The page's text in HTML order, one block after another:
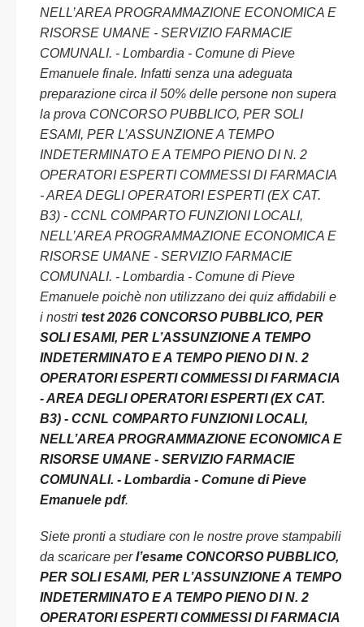
NELL’AREA PROGRAMMAZIONE ECONOMICA E
RISORSE UMANE - SERVIZIO FARMACIE
COMUNALI. - Lombardia - Comune di Pieve
Emanuele finale. Infatti senza una adeguata
preparazione circa il 50% delle persone non supera
la prova CONCORSO PUBBLICO, PER SOLI
ESAMI, PER L’ASSUNZIONE A TEMPO
INDETERMINATO E A TEMPO PIENO DI N. 2
OPERATORI ESPERTI COMMESSI DI FARMACIA
- AREA DEGLI OPERATORI ESPERTI (EX CAT.
B3) - CCNL COMPARTO FUNZIONI LOCALI,
NELL’AREA PROGRAMMAZIONE ECONOMICA E
RISORSE UMANE - SERVIZIO FARMACIE
COMUNALI. - Lombardia - Comune di Pieve
Emanuele poichè non utilizzano dei quiz affidabili e
i nostri test 2026 CONCORSO PUBBLICO, PER
SOLI ESAMI, PER L’ASSUNZIONE A TEMPO
INDETERMINATO E A TEMPO PIENO DI N. 2
OPERATORI ESPERTI COMMESSI DI FARMACIA
- AREA DEGLI OPERATORI ESPERTI (EX CAT.
B3) - CCNL COMPARTO FUNZIONI LOCALI,
NELL’AREA PROGRAMMAZIONE ECONOMICA E
RISORSE UMANE - SERVIZIO FARMACIE
COMUNALI. - Lombardia - Comune di Pieve
Emanuele pdf.
Siete pronti a studiare con le nostre prove stampabili
da scaricare perl’esame CONCORSO PUBBLICO,
PER SOLI ESAMI, PER L’ASSUNZIONE A TEMPO
INDETERMINATO E A TEMPO PIENO DI N. 2
OPERATORI ESPERTI COMMESSI DI FARMACIA